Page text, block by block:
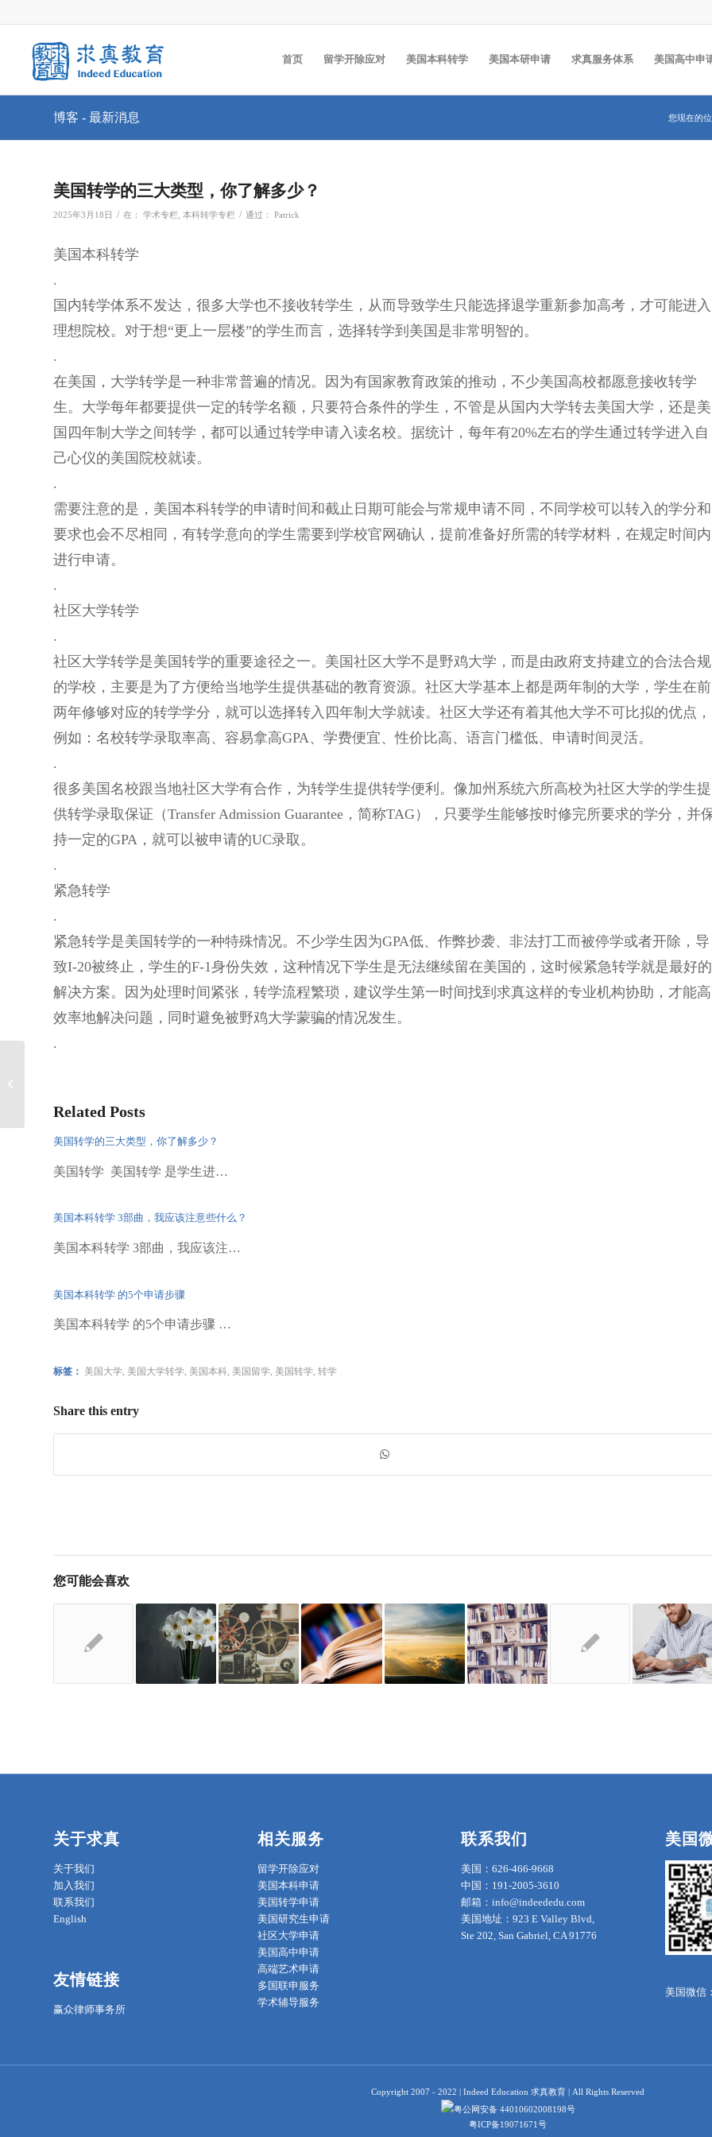
首页 留学开除应对 美国本科转学 美国本研申请 求真服务体系 美国高中申
博客 - 最新消息 您现在的
美国转学的三大类型，你了解多少？
2025年3月18日 / 在： 学术专栏 本科转学专栏 / 通过： Patrick
美国本科转学
.
国内转学体系不发达，很多大学也不接收转学生，从而导致学生只能选择退学重新参加高考，才可能进入
理想院校。对于想“更上一层楼”的学生而言，选择转学到美国是非常明智的。
.
在美国，大学转学是一种非常普遍的情况。因为有国家教育政策的推动，不少美国高校都愿意接收转学
生。大学每年都要提供一定的转学名额，只要符合条件的学生，不管是从国内大学转去美国大学，还是美
国四年制大学之间转学，都可以通过转学申请入读名校。据统计，每年有20%左右的学生通过转学进入自
己心仪的美国院校就读。
.
需要注意的是，美国本科转学的申请时间和截止日期可能会与常规申请不同，不同学校可以转入的学分和
要求也会不尽相同，有转学意向的学生需要到学校官网确认，提前准备好所需的转学材料，在规定时间内
进行申请。
.
社区大学转学
.
社区大学转学是美国转学的重要途径之一。美国社区大学不是野鸡大学，而是由政府支持建立的合法合规
的学校，主要是为了方便给当地学生提供基础的教育资源。社区大学基本上都是两年制的大学，学生在前
两年修够对应的转学学分，就可以选择转入四年制大学就读。社区大学还有着其他大学不可比拟的优点，
例如：名校转学录取率高、容易拿高GPA、学费便宜、性价比高、语言门槛低、申请时间灵活。
.
很多美国名校跟当地社区大学有合作，为转学生提供转学便利。像加州系统六所高校为社区大学的学生提
供转学录取保证（Transfer Admission Guarantee，简称TAG），只要学生能够按时修完所要求的学分，并
持一定的GPA，就可以被申请的UC录取。
.
紧急转学
.
紧急转学是美国转学的一种特殊情况。不少学生因为GPA低、作弊抄袭、非法打工而被停学或者开除，导
致I-20被终止，学生的F-1身份失效，这种情况下学生是无法继续留在美国的，这时候紧急转学就是最好的
解决方案。因为处理时间紧张，转学流程繁琐，建议学生第一时间找到求真这样的专业机构协助，才能高
效率地解决问题，同时避免被野鸡大学蒙骗的情况发生。
.
Related Posts
美国转学的三大类型，你了解多少？
美国转学 美国转学 是学生进…
美国本科转学 3部曲，我应该注意些什么？
美国本科转学 3部曲，我应该注…
美国本科转学 的5个申请步骤
美国本科转学 的5个申请步骤 …
标签： 美国大学, 美国大学转学, 美国本科, 美国留学, 美国转学, 转学
Share this entry
您可能会喜欢
关于求真
关于我们
加入我们
联系我们
English
友情链接
赢众律师事务所
相关服务
留学开除应对
美国本科申请
美国转学申请
美国研究生申请
社区大学申请
美国高中申请
高端艺术申请
多国联申服务
学术辅导服务
联系我们
美国：626-466-9668
中国：191-2005-3610
邮箱：info@indeededu.com
美国地址：923 E Valley Blvd,
Ste 202, San Gabriel, CA 91776
美国
美国微信
Copyright 2007 - 2022 | Indeed Education 求真教育 | All Rights Reserved
粤公网安备 44010602008198号
粤ICP备19071671号